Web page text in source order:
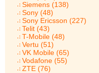
Siemens (138)
Sony (48)
Sony Ericsson (227)
Telit (43)
T-Mobile (48)
Vertu (51)
VK Mobile (65)
Vodafone (55)
ZTE (76)